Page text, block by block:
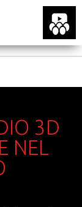
3D
NEL